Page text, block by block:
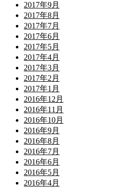
2017年9月
2017年8月
2017年7月
2017年6月
2017年5月
2017年4月
2017年3月
2017年2月
2017年1月
2016年12月
2016年11月
2016年10月
2016年9月
2016年8月
2016年7月
2016年6月
2016年5月
2016年4月